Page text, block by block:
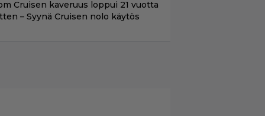
Cruisen kaveruus loppui 21 vuotta
– Syynä Cruisen nolo käytös